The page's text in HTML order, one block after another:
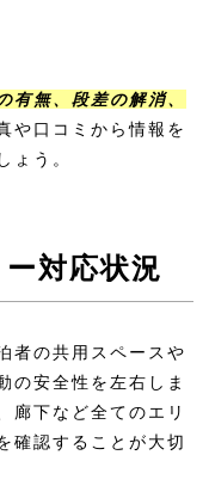
レミアム
んぼうかい
河原町
五条
町五条
有無、段差の解消、
や口コミから情報を
ょう。
対応状況
者の共用スペースや
の安全性を左右しま
廊下など全てのエリ
確認することが大切